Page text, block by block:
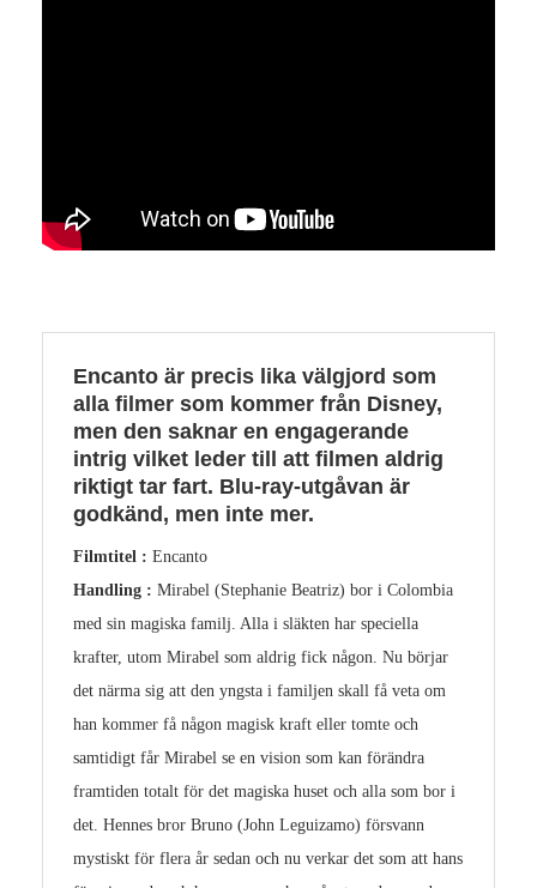
Encanto är precis lika välgjord som
alla filmer som kommer från Disney,
men den saknar en engagerande
intrig vilket leder till att filmen aldrig
riktigt tar fart. Blu-ray-utgåvan är
godkänd, men inte mer.
Filmtitel : Encanto
Handling : Mirabel (Stephanie Beatriz) bor i Colombia
med sin magiska familj. Alla i släkten har speciella
krafter, utom Mirabel som aldrig fick någon. Nu börjar
det närma sig att den yngsta i familjen skall få veta om
han kommer få någon magisk kraft eller tomte och
samtidigt får Mirabel se en vision som kan förändra
framtiden totalt för det magiska huset och alla som bor i
det. Hennes bror Bruno (John Leguizamo) försvann
mystiskt för flera år sedan och nu verkar det som att hans